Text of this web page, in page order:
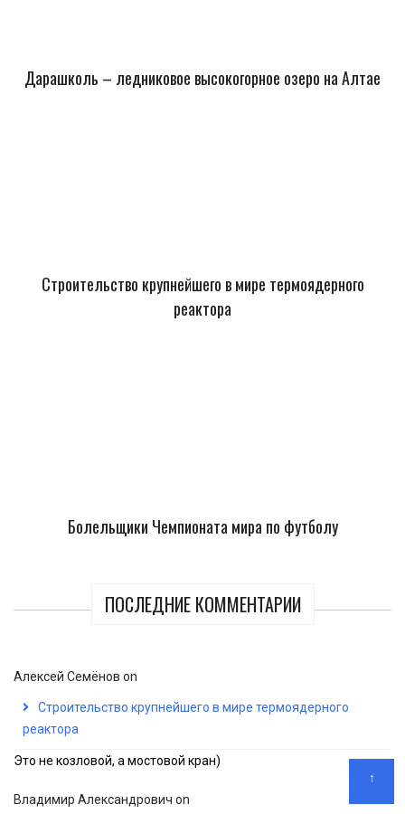
Дарашколь – ледниковое высокогорное озеро на Алтае
Строительство крупнейшего в мире термоядерного
реактора
Болельщики Чемпионата мира по футболу
ПОСЛЕДНИЕ КОММЕНТАРИИ
Алексей Семёнов on
Строительство крупнейшего в мире термоядерного
реактора
Это не козловой, а мостовой кран)
Владимир Александрович on
↑